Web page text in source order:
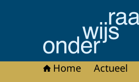
Naar de homepage van
Home Actueel